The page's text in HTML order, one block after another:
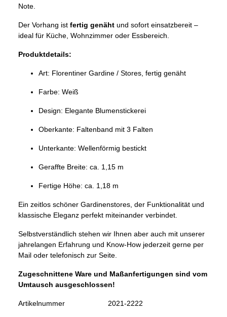
Note.
Der Vorhang ist fertig genäht und sofort einsatzbereit –
ideal für Küche, Wohnzimmer oder Essbereich.
Produktdetails:
Art: Florentiner Gardine / Stores, fertig genäht
Farbe: Weiß
Design: Elegante Blumenstickerei
Oberkante: Faltenband mit 3 Falten
Unterkante: Wellenförmig bestickt
Geraffte Breite: ca. 1,15 m
Fertige Höhe: ca. 1,18 m
Ein zeitlos schöner Gardinenstores, der Funktionalität und
klassische Eleganz perfekt miteinander verbindet.
Selbstverständlich stehen wir Ihnen aber auch mit unserer
jahrelangen Erfahrung und Know-How jederzeit gerne per
Mail oder telefonisch zur Seite.
Zugeschnittene Ware und Maßanfertigungen sind vom
Umtausch ausgeschlossen!
Artikelnummer 2021-2222